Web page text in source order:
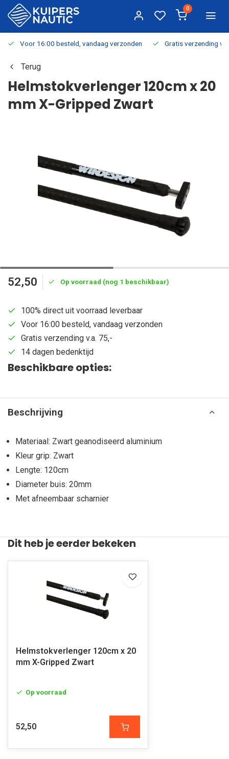
0
Voor 16:00 besteld, vandaag verzonden Gratis verzending
Terug
Helmstokverlenger 120cm x 20
mm X-Gripped Zwart
52,50 Op voorraad (nog 1 beschikbaar)
100% direct uit voorraad leverbaar
Voor 16:00 besteld, vandaag verzonden
Gratis verzending v.a. 75,-
14 dagen bedenktijd
Beschikbare opties:
Beschrijving
Materiaal: Zwart geanodiseerd aluminium
Kleur grip: Zwart
Lengte: 120cm
Diameter buis: 20mm
Met afneembaar scharnier
Dit heb je eerder bekeken
Helmstokverlenger 120cm x 20
mm X-Gripped Zwart
Op voorraad
52,50